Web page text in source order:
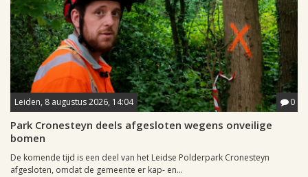
Leiden, 8 augustus 2026, 14:04 0
Park Cronesteyn deels afgesloten wegens onveilige
bomen
De komende tijd is een deel van het Leidse Polderpark Cronesteyn
afgesloten, omdat de gemeente er kap- en...